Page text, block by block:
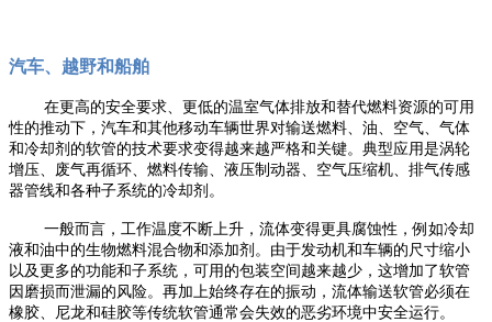
汽车、越野和船舶
在更高的安全要求、更低的温室气体排放和替代燃料资源的可用
性的推动下，汽车和其他移动车辆世界对输送燃料、油、空气、气体
和冷却剂的软管的技术要求变得越来越严格和关键。典型应用是涡轮
增压、废气再循环、燃料传输、液压制动器、空气压缩机、排气传感
器管线和各种子系统的冷却剂。
一般而言，工作温度不断上升，流体变得更具腐蚀性，例如冷却
液和油中的生物燃料混合物和添加剂。由于发动机和车辆的尺寸缩小
以及更多的功能和子系统，可用的包装空间越来越少，这增加了软管
因磨损而泄漏的风险。再加上始终存在的振动，流体输送软管必须在
橡胶、尼龙和硅胶等传统软管通常会失效的恶劣环境中安全运行。